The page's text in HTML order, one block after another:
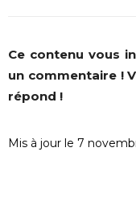
Ce contenu vous
un commentaire !
répond !
Mis à jour le 7